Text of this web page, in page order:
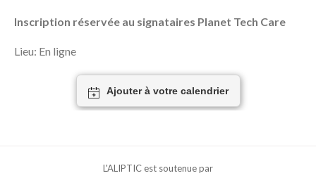
Inscription réservée au signataires Planet Tech Care
Lieu: En ligne
Ajouter à votre calendrier
L'ALIPTIC est soutenue par